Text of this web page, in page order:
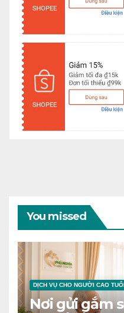
You missed
DỊCH VỤ CHO NGƯỜI CAO
Nơi gửi gắm